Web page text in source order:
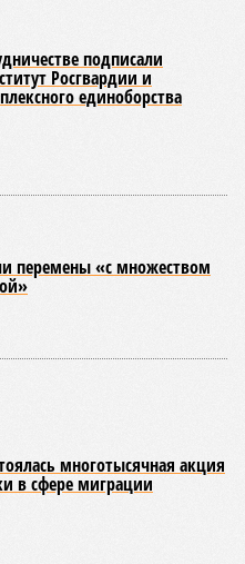
подписали
Росгвардии и
единоборства
перемены «с множеством
многотысячная акция
в сфере миграции